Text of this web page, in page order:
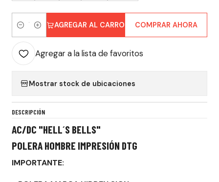
Cantidad
AGREGAR AL CARRO COMPRAR AHORA
Agregar a la lista de favoritos
Mostrar stock de ubicaciones
DESCRIPCIÓN
AC/DC "HELL´S BELLS"
POLERA HOMBRE IMPRESIÓN DTG
IMPORTANTE: